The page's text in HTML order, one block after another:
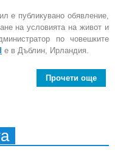
е публикувано обявление,
на условията на живот и
по човешките
е в Дъблин, Ирландия.
Прочети още